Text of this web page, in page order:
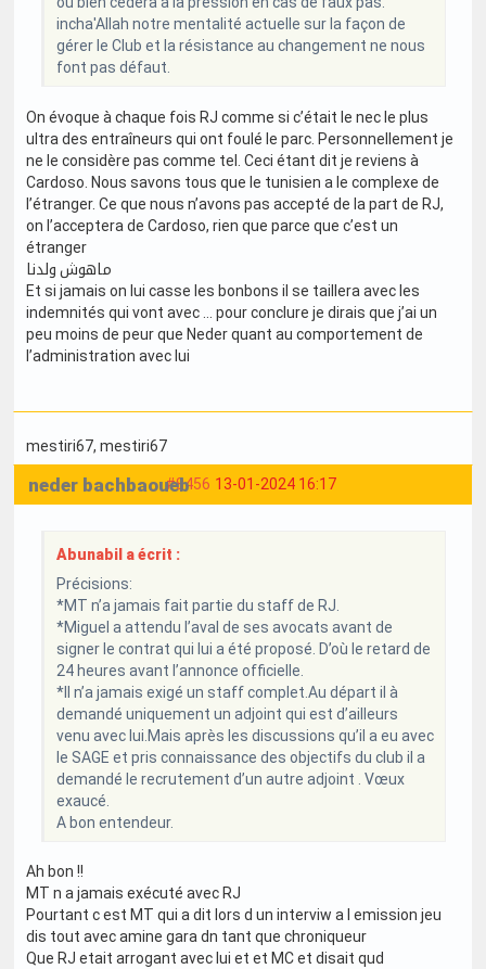
incha'Allah notre mentalité actuelle sur la façon de
gérer le Club et la résistance au changement ne nous
font pas défaut.
On évoque à chaque fois RJ comme si c’était le nec le plus
ultra des entraîneurs qui ont foulé le parc. Personnellement je
ne le considère pas comme tel. Ceci étant dit je reviens à
Cardoso. Nous savons tous que le tunisien a le complexe de
l’étranger. Ce que nous n’avons pas accepté de la part de RJ,
on l’acceptera de Cardoso, rien que parce que c’est un
étranger
ماهوش ولدنا
Et si jamais on lui casse les bonbons il se taillera avec les
indemnités qui vont avec … pour conclure je dirais que j’ai un
peu moins de peur que Neder quant au comportement de
l’administration avec lui
mestiri67, mestiri67
#8456 13-01-2024 16:17
neder bachbaoueb
Abunabil a écrit :
Précisions:
*MT n’a jamais fait partie du staff de RJ.
*Miguel a attendu l’aval de ses avocats avant de
signer le contrat qui lui a été proposé. D’où le retard de
24 heures avant l’annonce officielle.
*Il n’a jamais exigé un staff complet.Au départ il à
demandé uniquement un adjoint qui est d’ailleurs
venu avec lui.Mais après les discussions qu’il a eu avec
le SAGE et pris connaissance des objectifs du club il a
demandé le recrutement d’un autre adjoint . Vœux
exaucé.
A bon entendeur.
Ah bon !!
MT n a jamais exécuté avec RJ
Pourtant c est MT qui a dit lors d un interviw a l emission jeu
dis tout avec amine gara dn tant que chroniqueur
Que RJ etait arrogant avec lui et et MC et disait qud